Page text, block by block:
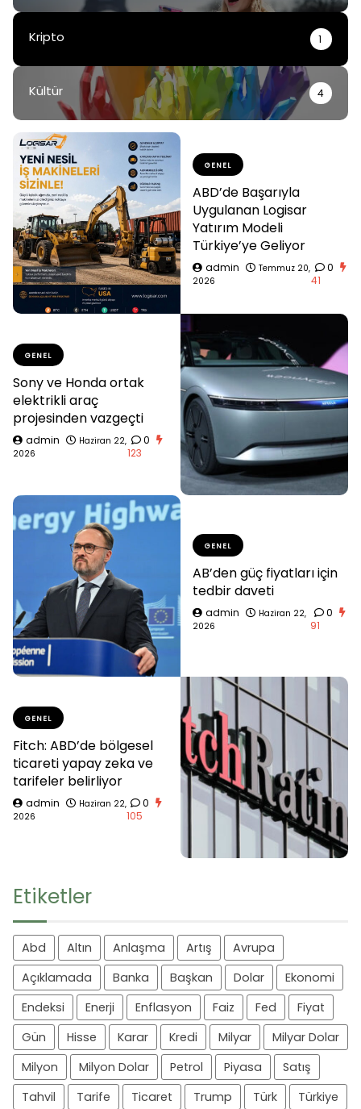
Kripto 1
Kültür 4
GENEL
ABD’de Başarıyla
Uygulanan Logisar
Yatırım Modeli
Türkiye’ye Geliyor
admin
Temmuz 20,
2026
0
41
GENEL
Sony ve Honda ortak
elektrikli araç
projesinden vazgeçti
admin
Haziran 22,
2026
0
123
GENEL
AB’den güç fiyatları için
tedbir daveti
admin
Haziran 22,
2026
0
91
GENEL
Fitch: ABD’de bölgesel
ticareti yapay zeka ve
tarifeler belirliyor
admin
Haziran 22,
2026
0
105
Etiketler
Abd Altın Anlaşma Artış
Avrupa
Açıklamada
Banka Başkan Dolar
Ekonomi
Endeksi
Enerji Enflasyon Faiz Fed
Fiyat
Gün
Hisse Karar Kredi Milyar
Milyar Dolar
Milyon
Milyon Dolar Petrol Piyasa
Satış
Tahvil
Tarife Ticaret Trump Türk Türkiye